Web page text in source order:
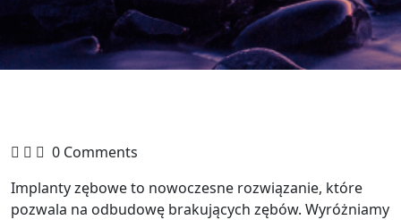
0 Comments
Implanty zębowe to nowoczesne rozwiązanie, które
pozwala na odbudowę brakujących zębów. Wyróżniamy